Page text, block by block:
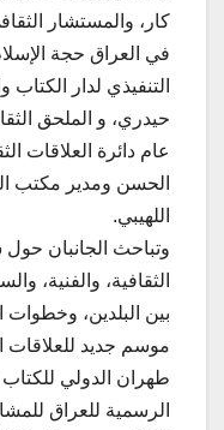
كار، والمستشار
في العراق حجة
التنفيذي لدار الكتاب
حيدري، و الملحق
عام دائرة العلاقات
الحسن ومدير مكتب
اللهيبي.
وتباحث الجانبان
الثقافية، والفنية،
بين البلدين، وخطوات
موسم جديد للعلاقات
طهران الدولي للكتاب
الرسمية للعراق